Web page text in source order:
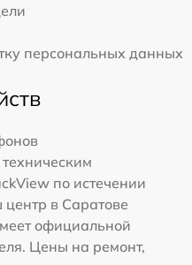
персональных данных
по истечении
в Саратове
официальной
Цены на ремонт,